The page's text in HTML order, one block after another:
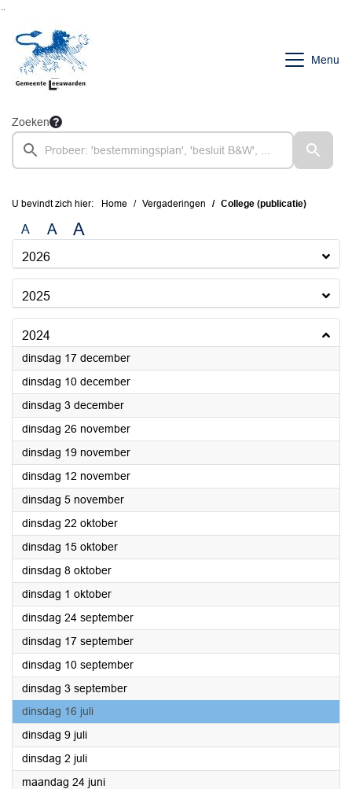
Menu
Zoeken
U bevindt zich hier: Home Vergaderingen College (publicatie)
A A A
2026
2025
2024
dinsdag 17 december2024
dinsdag 10 december2024
dinsdag 3 december2024
dinsdag 26 november2024
dinsdag 19 november2024
dinsdag 12 november2024
dinsdag 5 november2024
dinsdag 22 oktober2024
dinsdag 15 oktober2024
dinsdag 8 oktober2024
dinsdag 1 oktober2024
dinsdag 24 september2024
dinsdag 17 september2024
dinsdag 10 september2024
dinsdag 3 september2024
dinsdag 16 juli2024
dinsdag 9 juli2024
dinsdag 2 juli2024
maandag 24 juni2024